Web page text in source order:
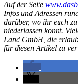
Auf der Seite
Infos und Adressen
darüber, wo ihr euch
niederlassen könnt.
Land GmbH, die
für diesen Artikel zu